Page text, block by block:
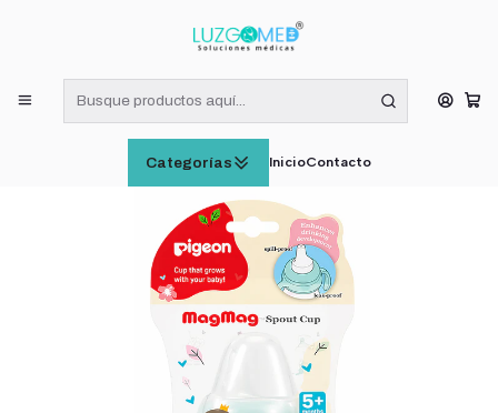
Categorías InicioContacto
¡RECIBE HOY! COMPRAS DE LUNES A VIERNES HASTA LAS 16:00
Inicio
CUIDADO E HIGIENE INFANTIL
Vaso Pigeon MagMag con Boquilla +5 M